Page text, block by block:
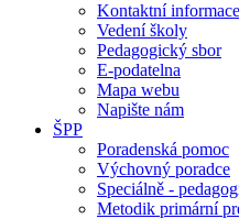
Kontaktní informace
Vedení školy
Pedagogický sbor
E-podatelna
Mapa webu
Napište nám
ŠPP
Poradenská pomoc
Výchovný poradce
Speciálně -
Metodik primární